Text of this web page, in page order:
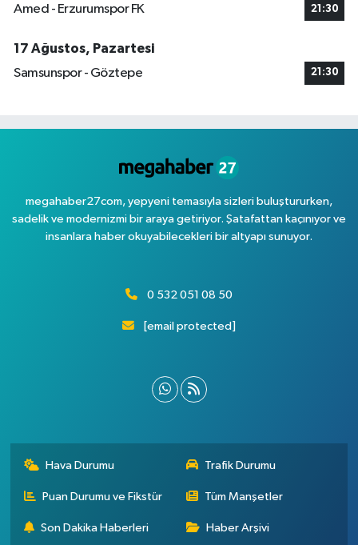
Amed - Erzurumspor FK 21:30
17 Ağustos, Pazartesi
Samsunspor - Göztepe
21:30
megahaber27com, yepyeni temasıyla sizleri buluştururken,
sadelik ve modernizmi bir araya getiriyor. Şatafattan kaçınıyor ve
insanlara haber okuyabilecekleri bir altyapı sunuyor.
0 532 051 08 50
[email protected]
Hava Durumu Trafik Durumu
Puan Durumu ve Fikstür Tüm Manşetler
Son Dakika Haberleri Haber Arşivi